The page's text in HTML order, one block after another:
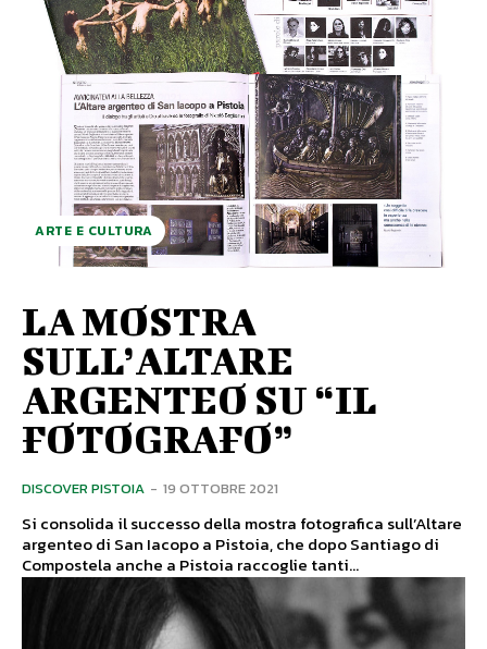
ARTE E CULTURA
LA MOSTRA
SULL’ALTARE
ARGENTEO SU “IL
FOTOGRAFO”
DISCOVER PISTOIA - 19 OTTOBRE 2021
Si consolida il successo della mostra fotografica sull’Altare
argenteo di San Iacopo a Pistoia, che dopo Santiago di
Compostela anche a Pistoia raccoglie tanti...